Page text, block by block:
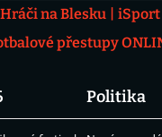
Hráči na Blesku iSport
přestupy
Politika